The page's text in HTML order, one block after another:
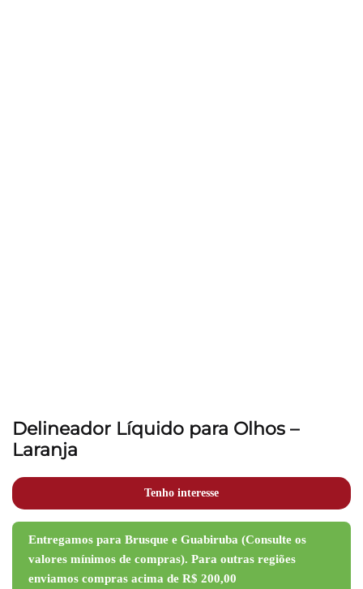
Delineador Líquido para Olhos –
Laranja
Tenho interesse